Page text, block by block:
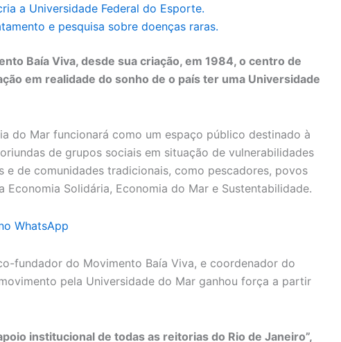
a Universidade Federal do Esporte.
e pesquisa sobre doenças raras.
Baía Viva, desde sua criação, em 1984, o centro de
em realidade do sonho de o país ter uma Universidade
do Mar funcionará como um espaço público destinado à
de grupos sociais em situação de vulnerabilidades
e de comunidades tradicionais, como pescadores, povos
Economia Solidária, Economia do Mar e Sustentabilidade.
WhatsApp
fundador do Movimento Baía Viva, e coordenador do
pela Universidade do Mar ganhou força a partir
institucional de todas as reitorias do Rio de Janeiro”,